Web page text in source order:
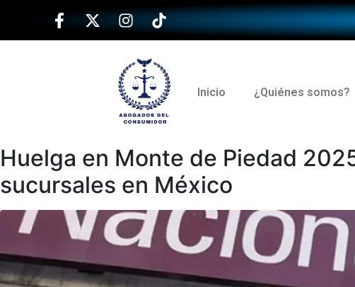
Inicio ¿Quiénes somos?
Huelga en Monte de Piedad
sucursales en México